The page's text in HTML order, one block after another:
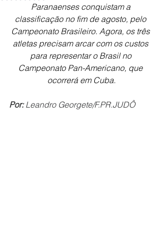
Paranaenses conquistam a
classificação no fim de agosto, pelo
Campeonato Brasileiro. Agora, os três
atletas precisam arcar com os custos
para representar o Brasil no
Campeonato Pan-Americano, que
ocorrerá em Cuba.
Por: Leandro Georgete/F.PR.JUDÔ